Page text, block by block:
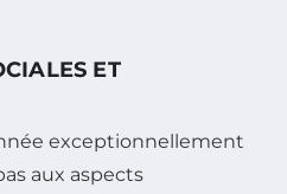
ET
exceptionnellement
aux aspects